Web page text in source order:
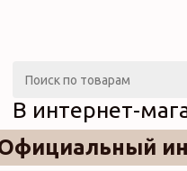
В интернет-